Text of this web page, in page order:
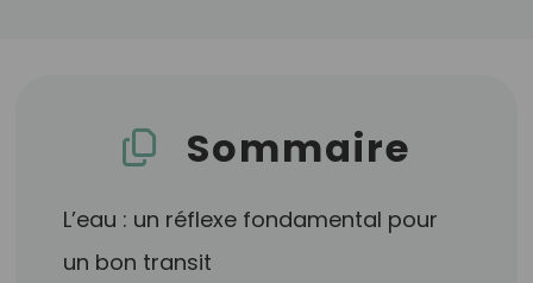
Sommaire
L’eau : un réflexe fondamental pour
un bon transit